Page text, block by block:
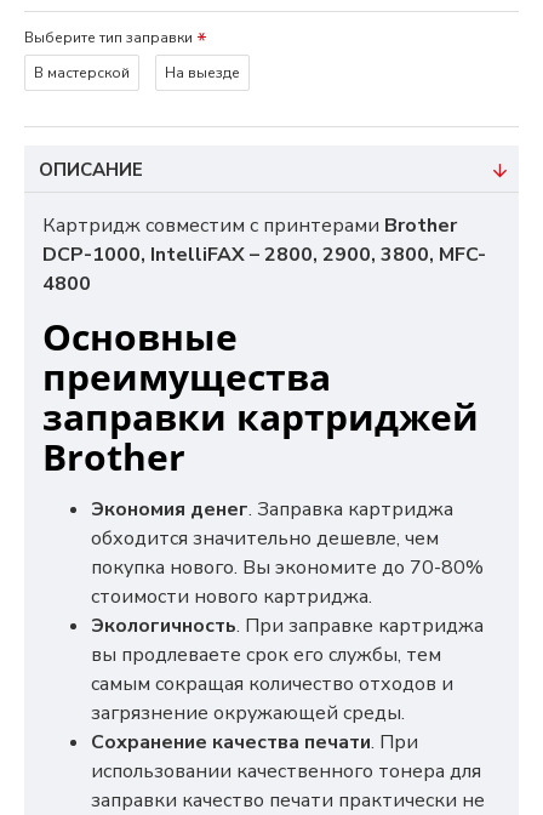
Выберите тип заправки
В мастерской
На выезде
ОПИСАНИЕ
Картридж совместим с принтерами Brother
DCP-1000, IntelliFAX – 2800, 2900, 3800, MFC-
4800
Основные
преимущества
заправки картриджей
Brother
Экономия денег. Заправка картриджа
обходится значительно дешевле, чем
покупка нового. Вы экономите до 70-80%
стоимости нового картриджа.
Экологичность. При заправке картриджа
вы продлеваете срок его службы, тем
самым сокращая количество отходов и
загрязнение окружающей среды.
Сохранение качества печати. При
использовании качественного тонера для
заправки качество печати практически не